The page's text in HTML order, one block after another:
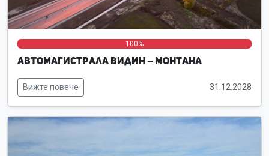
0%
0% 100%
Автомагистрала Видин – Монтана
Вижте повече 31.12.2028